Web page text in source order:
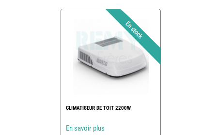
CLIMATISEUR DE TOIT 2200W
En savoir plus